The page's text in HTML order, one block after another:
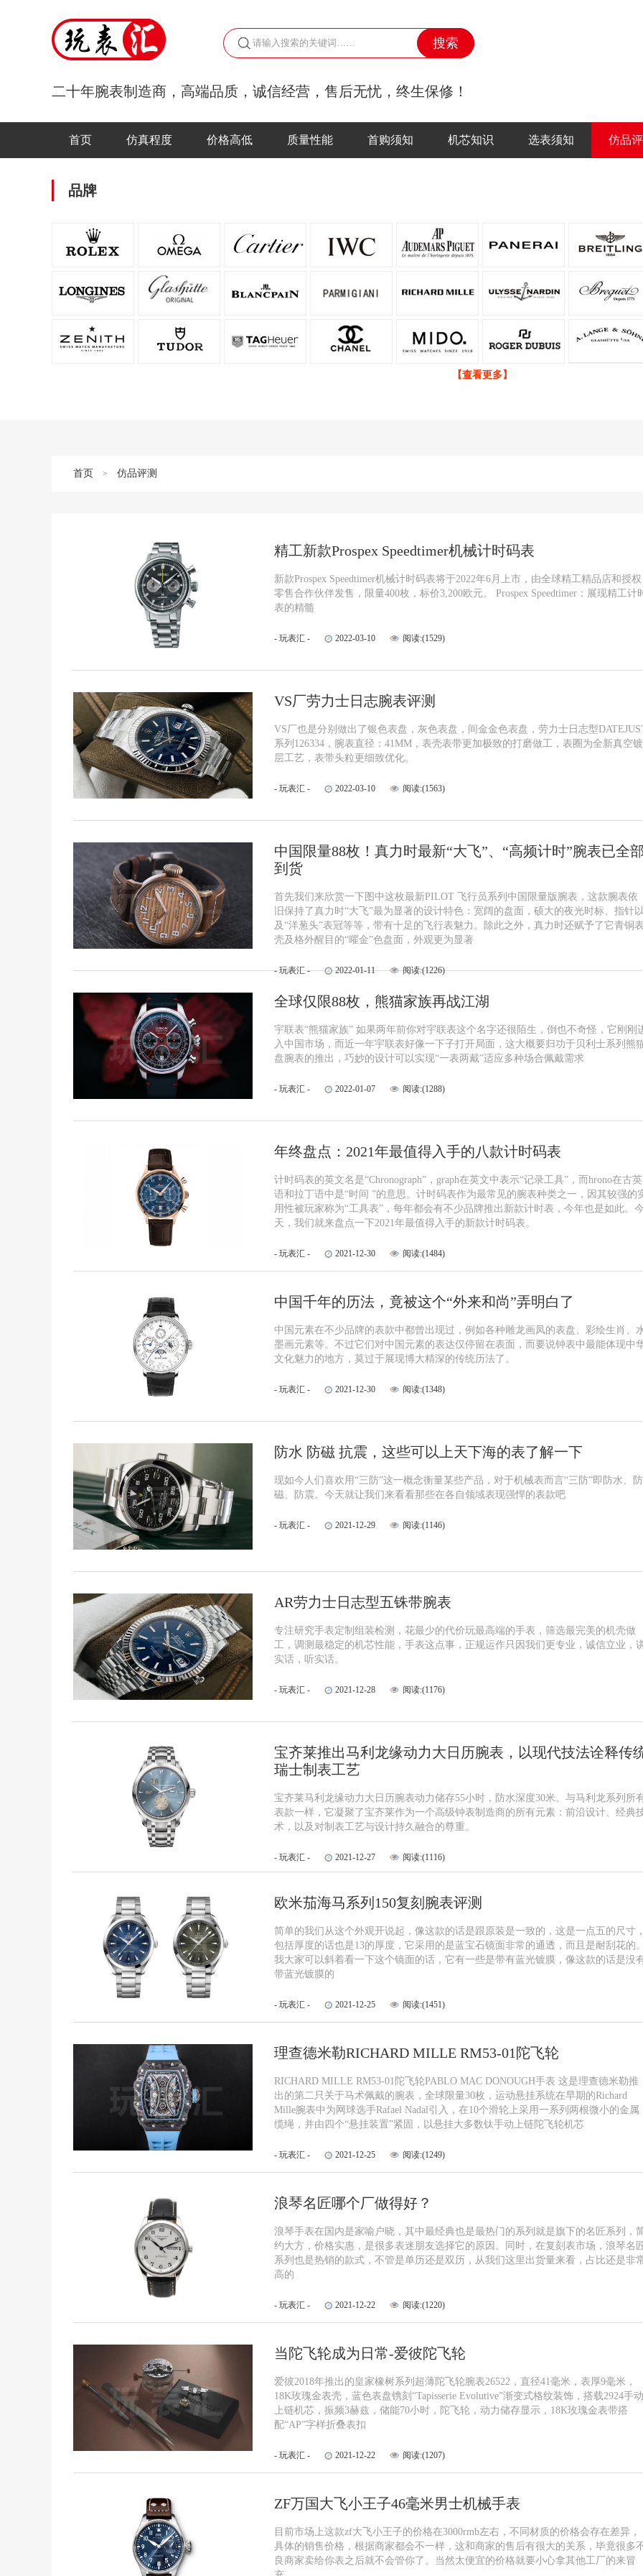
二十年腕表制造商，高端品质，诚信经营，售后无忧，终生保修！
首页 仿真程度 价格高低 质量性能 首购须知 机芯知识 选表须知 仿品
品牌
【查看更多】
首页 > 仿品评测
精工新款Prospex Speedtimer机械计时码表
新款Prospex Speedtimer机械计时码表将于2022年6月上市，由全球精工精品店和授权
零售合作伙伴发售，限量400枚，标价3,200欧元。 Prospex Speedtimer：展现精工计
表的精髓
- 玩表汇 - 2022-03-10 阅读:(1529)
VS厂劳力士日志腕表评测
VS厂也是分别做出了银色表盘，灰色表盘，间金金色表盘，劳力士日志型
系列126334，腕表直径：41MM，表壳表带更加极致的打磨做工，表圈为全新真空镀
层工艺，表带头粒更细致优化。
- 玩表汇 - 2022-03-10 阅读:(1563)
中国限量88枚！真力时最新“大飞”、“高频计时”腕表已全
到货
首先我们来欣赏一下图中这枚最新PILOT 飞行员系列中国限量版腕表，这款腕表依
旧保持了真力时“大飞”最为显著的设计特色：宽阔的盘面，硕大的夜光时标、指针
及“洋葱头”表冠等等，带有十足的飞行表魅力。除此之外，真力时还赋予了它青铜
壳及格外醒目的“曜金”色盘面，外观更为显著
- 玩表汇 - 2022-01-11 阅读:(1226)
全球仅限88枚，熊猫家族再战江湖
宇联表“熊猫家族” 如果两年前你对宇联表这个名字还很陌生，倒也不奇怪，它刚刚
入中国市场，而近一年宇联表好像一下子打开局面，这大概要归功于贝利士系列熊
盘腕表的推出，巧妙的设计可以实现“一表两戴”适应多种场合佩戴需求
- 玩表汇 - 2022-01-07 阅读:(1288)
年终盘点：2021年最值得入手的八款计时码表
计时码表的英文名是“Chronograph”，graph在英文中表示“记录工具”，而hrono在古英
语和拉丁语中是“时间 ”的意思。计时码表作为最常见的腕表种类之一，因其较强的
用性被玩家称为“工具表”，每年都会有不少品牌推出新款计时表，今年也是如此。
天，我们就来盘点一下2021年最值得入手的新款计时码表。
- 玩表汇 - 2021-12-30 阅读:(1484)
中国千年的历法，竟被这个“外来和尚”弄明白了
中国元素在不少品牌的表款中都曾出现过，例如各种雕龙画凤的表盘、彩绘生肖、
墨画元素等。不过它们对中国元素的表达仅停留在表面，而要说钟表中最能体现中
文化魅力的地方，莫过于展现博大精深的传统历法了。
- 玩表汇 - 2021-12-30 阅读:(1348)
防水 防磁 抗震，这些可以上天下海的表了解一下
现如今人们喜欢用“三防”这一概念衡量某些产品，对于机械表而言“三防”即防水、防
磁、防震。今天就让我们来看看那些在各自领域表现强悍的表款吧
- 玩表汇 - 2021-12-29 阅读:(1146)
AR劳力士日志型五铢带腕表
专注研究手表定制组装检测，花最少的代价玩最高端的手表，筛选最完美的机壳做
工，调测最稳定的机芯性能，手表这点事，正规运作只因我们更专业，诚信立业，
实话，听实话。
- 玩表汇 - 2021-12-28 阅读:(1176)
宝齐莱推出马利龙缘动力大日历腕表，以现代技法诠释传
瑞士制表工艺
宝齐莱马利龙缘动力大日历腕表动力储存55小时，防水深度30米。与马利龙系列所
表款一样，它凝聚了宝齐莱作为一个高级钟表制造商的所有元素：前沿设计、经典
术，以及对制表工艺与设计持久融合的尊重。
- 玩表汇 - 2021-12-27 阅读:(1116)
欧米茄海马系列150复刻腕表评测
简单的我们从这个外观开说起，像这款的话是跟原装是一致的，这是一点五的尺寸
包括厚度的话也是13的厚度，它采用的是蓝宝石镜面非常的通透，而且是耐刮花的
我大家可以斜着看一下这个镜面的话，它有一些是带有蓝光镀膜，像这款的话是没
带蓝光镀膜的
- 玩表汇 - 2021-12-25 阅读:(1451)
理查德米勒RICHARD MILLE RM53-01陀飞轮
RICHARD MILLE RM53-01陀飞轮PABLO MAC DONOUGH手表 这是理查德米勒推
出的第二只关于马术佩戴的腕表，全球限量30枚，运动悬挂系统在早期的Richard
Mille腕表中为网球选手Rafael Nadal引入，在10个滑轮上采用一系列两根微小的金属
缆绳，并由四个“悬挂装置”紧固，以悬挂大多数钛手动上链陀飞轮机芯
- 玩表汇 - 2021-12-25 阅读:(1249)
浪琴名匠哪个厂做得好？
浪琴手表在国内是家喻户晓，其中最经典也是最热门的系列就是旗下的名匠系列，
约大方，价格实惠，是很多表迷朋友选择它的原因。同时，在复刻表市场，浪琴名
系列也是热销的款式，不管是单历还是双历，从我们这里出货量来看，占比还是非
高的
- 玩表汇 - 2021-12-22 阅读:(1220)
当陀飞轮成为日常-爱彼陀飞轮
爱彼2018年推出的皇家橡树系列超薄陀飞轮腕表26522，直径41毫米，表厚9毫米，
18K玫瑰金表壳，蓝色表盘镌刻“Tapisserie Evolutive”渐变式格纹装饰，搭载2924手动
上链机芯，振频3赫兹，储能70小时，陀飞轮，动力储存显示，18K玫瑰金表带搭
配“AP”字样折叠表扣
- 玩表汇 - 2021-12-22 阅读:(1207)
ZF万国大飞小王子46毫米男士机械手表
目前市场上这款zf大飞小王子的价格在3000rmb左右，不同材质的价格会存在差异，
具体的销售价格，根据商家都会不一样，这和商家的售后有很大的关系，毕竟很多
良商家卖给你表之后就不会管你了。当然太便宜的价格就要小心拿其他工厂的来冒